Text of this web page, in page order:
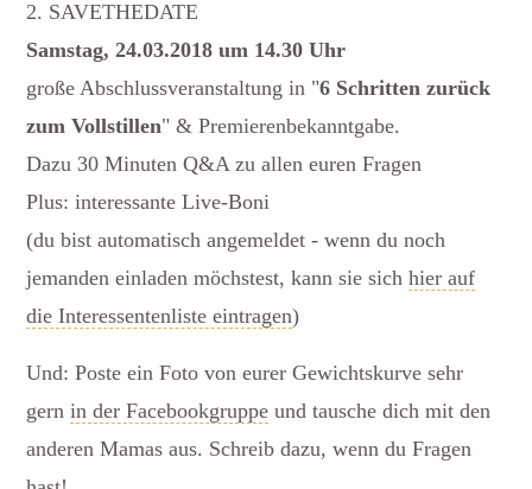
2. SAVETHEDATE
Samstag, 24.03.2018 um 14.30 Uhr
große Abschlussveranstaltung in "6 Schritten zurück
zum Vollstillen" & Premierenbekanntgabe.
Dazu 30 Minuten Q&A zu allen euren Fragen
Plus: interessante Live-Boni
(du bist automatisch angemeldet - wenn du noch
jemanden einladen möchstest, kann sie sich hier auf
die Interessentenliste eintragen)
Und: Poste ein Foto von eurer Gewichtskurve sehr
gern in der Facebookgruppe und tausche dich mit den
anderen Mamas aus. Schreib dazu, wenn du Fragen